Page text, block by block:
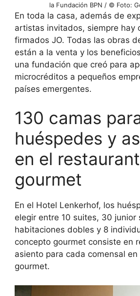
la Fundación BPN / © Foto:
En toda la casa, además de
artistas invitados, siempre hay
firmados JO. Todas las obras
están a la venta y los
una fundación que creó para
microcréditos a pequeños
países emergentes.
130 camas
huéspedes y
en el
gourmet
En el Hotel Lenkerhof, los
elegir entre 10 suites, 30 junior
habitaciones dobles y 8
concepto gourmet consiste en
asiento para cada comensal
gourmet.